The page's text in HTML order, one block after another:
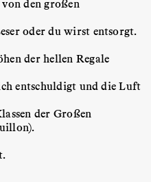
den großen
oder du wirst entsorgt.
der hellen Regale
entschuldigt und die Luft
der Großen